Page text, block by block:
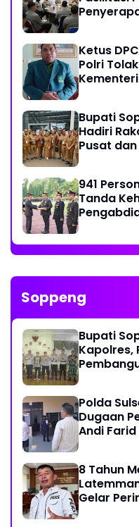
Ketus
Polri
Bupati
Hadiri
Pusat
941
Tanda
Soppeng
Bupati
Kapolres,
Polda
Dugaan
Andi
8 Tahun
Gelar